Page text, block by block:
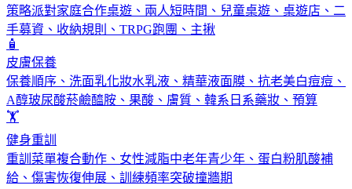
策略派對家庭合作桌遊、兩人短時間、兒童桌遊、桌遊店、二
手募資、收納規則、TRPG跑團、主揪
🧴
皮膚保養
保養順序、洗面乳化妝水乳液、精華液面膜、抗老美白痘痘、
A醇玻尿酸菸鹼醯胺、果酸、膚質、韓系日系藥妝、預算
🏋️
健身重訓
重訓菜單複合動作、女性減脂中老年青少年、蛋白粉肌酸補
給、傷害恢復伸展、訓練頻率突破撞牆期